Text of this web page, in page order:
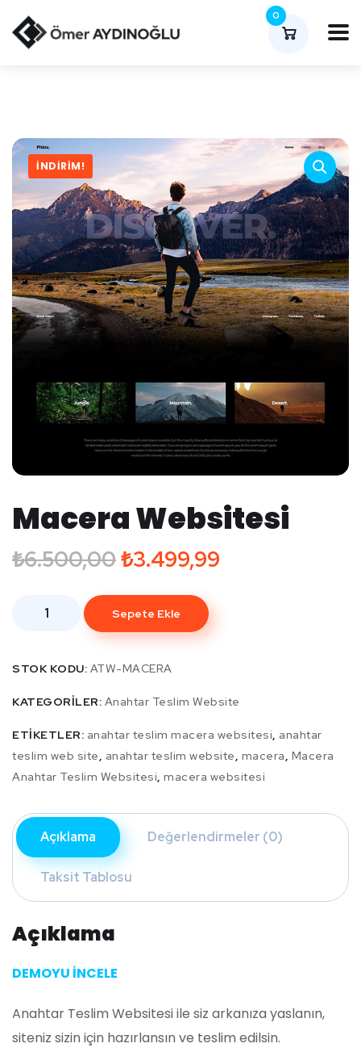
0
İNDIRIM!
Macera Websitesi
₺6.500,00₺3.499,99
Sepete Ekle
STOK KODU: ATW-MACERA
KATEGORILER: Anahtar Teslim Website
ETIKETLER: anahtar teslim macera websitesi, anahtar
teslim web site, anahtar teslim website, macera, Macera
Anahtar Teslim Websitesi, macera websitesi
Açıklama Değerlendirmeler (0)
Taksit Tablosu
Açıklama
DEMOYU İNCELE
Anahtar Teslim Websitesi ile siz arkanıza yaslanın,
siteniz sizin için hazırlansın ve teslim edilsin.